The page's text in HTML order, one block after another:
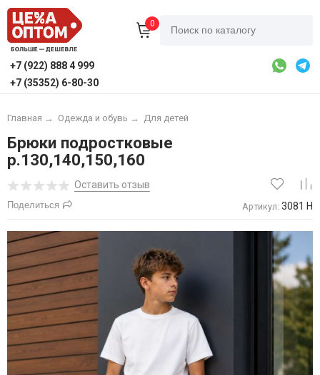
0
+7 (922) 888 4 999
+7 (35352) 6-80-30
Главная → Одежда и обувь → Для детей
Брюки подростковые
р.130,140,150,160
Оставить отзыв
Поделиться Артикул: 3081 Н